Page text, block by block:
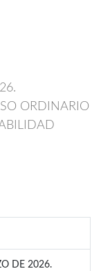
ORDINARIO
DE 2026.